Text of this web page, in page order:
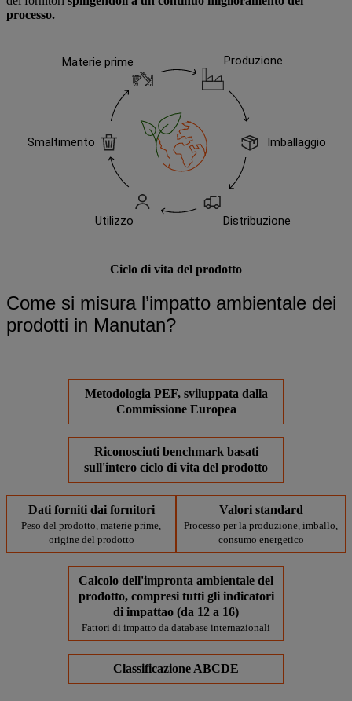
processo.
Materie prime Produzione
Imballaggio
Distribuzione
Utilizzo
Smaltimento
Ciclo di vita del prodotto
Come si misura l’impatto ambientale dei
prodotti in Manutan?
Metodologia PEF, sviluppata dalla
Commissione Europea
Riconosciuti benchmark basati
sull'intero ciclo di vita del prodotto
Dati forniti dai fornitori
Peso del prodotto, materie prime,
origine del prodotto
Valori standard
Processo per la produzione, imballo,
consumo energetico
Calcolo dell'impronta ambientale del
prodotto, compresi tutti gli indicatori
di impattao (da 12 a 16)
Fattori di impatto da database internazionali
Classificazione ABCDE